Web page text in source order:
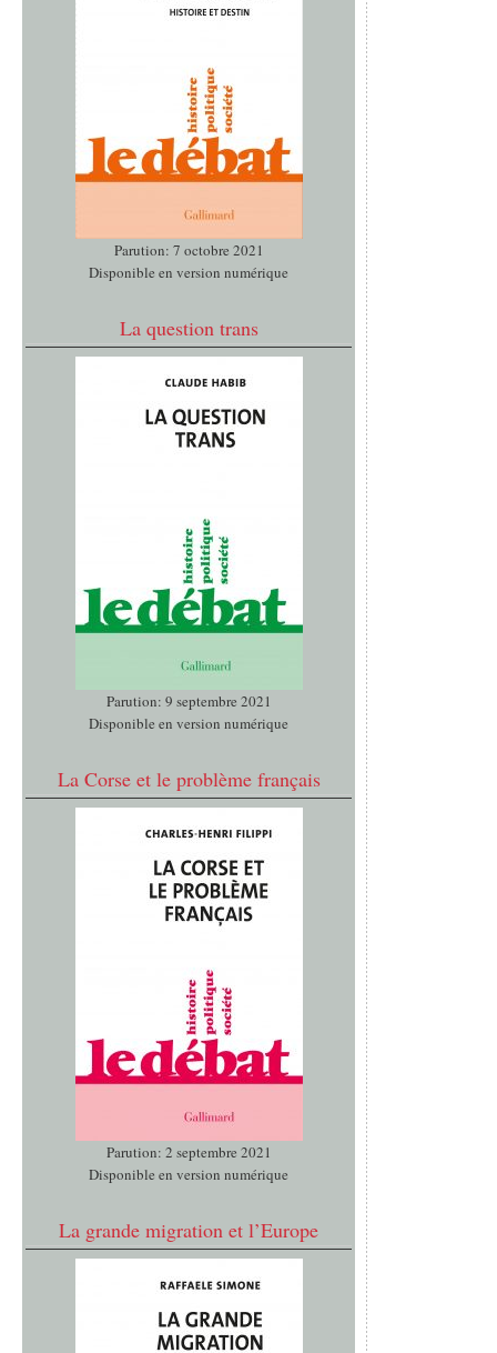
Parution: 7 octobre 2021
Disponible en version numérique
La question trans
Parution: 9 septembre 2021
Disponible en version numérique
La Corse et le problème français
Parution: 2 septembre 2021
Disponible en version numérique
La grande migration et l’Europe